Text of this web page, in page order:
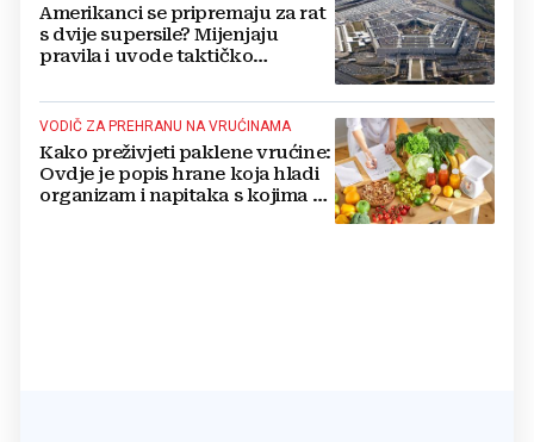
Amerikanci se pripremaju za rat
s dvije supersile? Mijenjaju
pravila i uvode taktičko
VODIČ ZA PREHRANU NA VRUĆINAMA
Kako preživjeti paklene vrućine:
Ovdje je popis hrane koja hladi
organizam i napitaka s kojima si